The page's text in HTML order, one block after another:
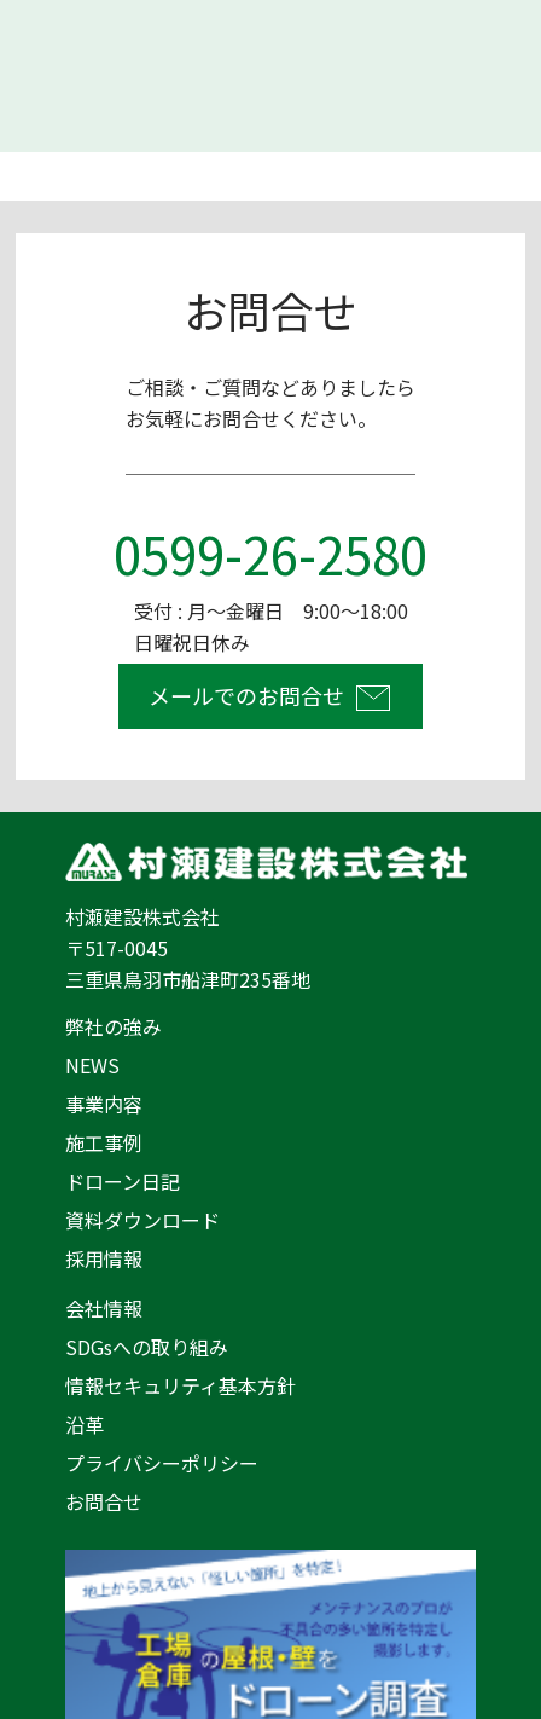
お問合せ
ご相談・ご質問などありましたら
お気軽にお問合せください。
0599-26-2580
受付 : 月～金曜日 9:00～18:00
日曜祝日休み
メールでのお問合せ
村瀬建設株式会社
〒517-0045
三重県鳥羽市船津町235番地
弊社の強み
NEWS
事業内容
施工事例
ドローン日記
資料ダウンロード
採用情報
会社情報
SDGsへの取り組み
情報セキュリティ基本方針
沿革
プライバシーポリシー
お問合せ